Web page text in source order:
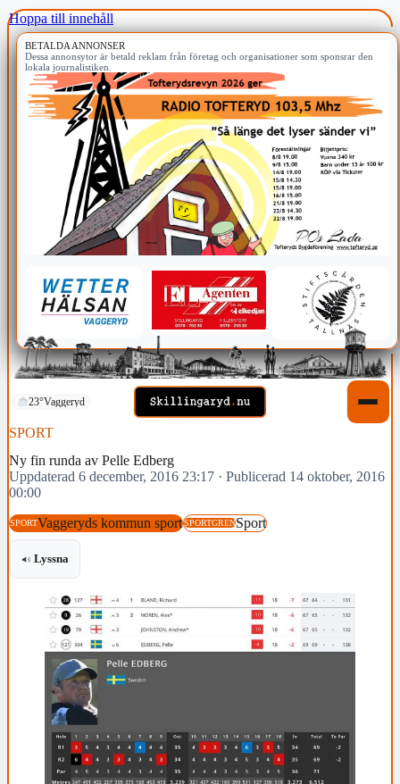
Hoppa till innehåll
BETALDA ANNONSER
Dessa annonsytor är betald reklam från företag och organisationer som sponsrar den
lokala journalistiken.
23°Vaggeryd
SPORT
Ny fin runda av Pelle Edberg
Uppdaterad 6 december, 2016 23:17 · Publicerad 14 oktober, 2016
00:00
SPORTVaggeryds kommun sportSPORTGRENSport
Lyssna